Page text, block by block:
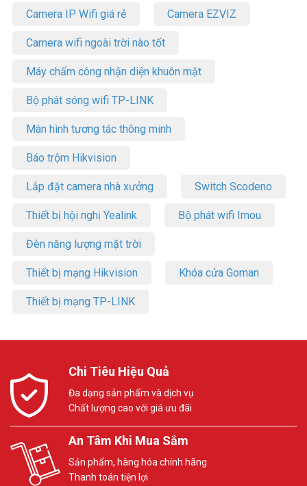
Camera IP Wifi giá rẻ Camera EZVIZ
Camera wifi ngoài trời nào tốt
Máy chấm công nhận diện khuôn mặt
Bộ phát sóng wifi TP-LINK
Màn hình tương tác thông minh
Báo trộm Hikvision
Lắp đặt camera nhà xưởng Switch Scodeno
Thiết bị hội nghị Yealink Bộ phát wifi Imou
Đèn năng lượng mặt trời
Thiết bị mạng Hikvision Khóa cửa Goman
Thiết bị mạng TP-LINK
Chi Tiêu Hiệu Quả
Đa dạng sản phẩm và dịch vụ
Chất lượng cao với giá ưu đãi
An Tâm Khi Mua Sắm
Sản phẩm, hàng hóa chính hãng
Thanh toán tiện lợi